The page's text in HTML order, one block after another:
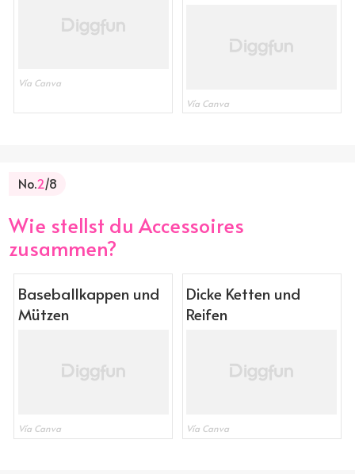
Vía Canva
Vía Canva
No.2/8
Wie stellst du Accessoires
zusammen?
Baseballkappen und
Mützen
Vía Canva
Dicke Ketten und
Reifen
Vía Canva